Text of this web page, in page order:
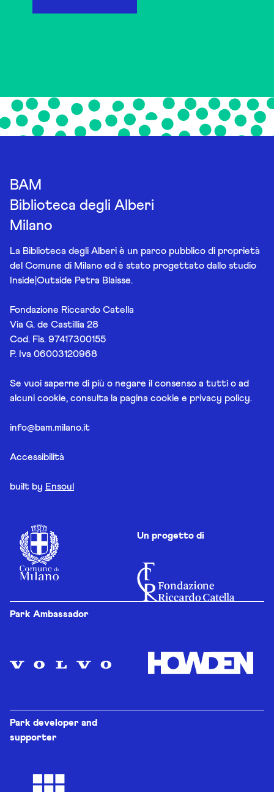
BAM
Biblioteca degli Alberi
Milano
La Biblioteca degli Alberi è un parco pubblico di proprietà
del Comune di Milano ed è stato progettato dallo studio
Inside|Outside Petra Blaisse.
Fondazione Riccardo Catella
Via G. de Castillia 28
Cod. Fis. 97417300155
P. Iva 06003120968
Se vuoi saperne di più o negare il consenso a tutti o ad
alcuni cookie, consulta la pagina cookie e privacy policy.
info@bam.milano.it
Accessibilità
built by Ensoul
Un progetto di
Park Ambassador
Park developer and
supporter